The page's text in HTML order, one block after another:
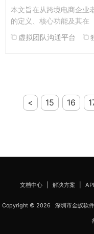
本文旨在从跨境电商企业
的定义、核心功能及其在
虚拟团队沟通平台
< 15 16
文档中心| 解决方案
Copyright © 2026 深圳市金蚁软件